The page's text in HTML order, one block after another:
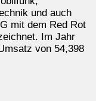
und auch
mit dem Red Rot
Im Jahr
von 54,398